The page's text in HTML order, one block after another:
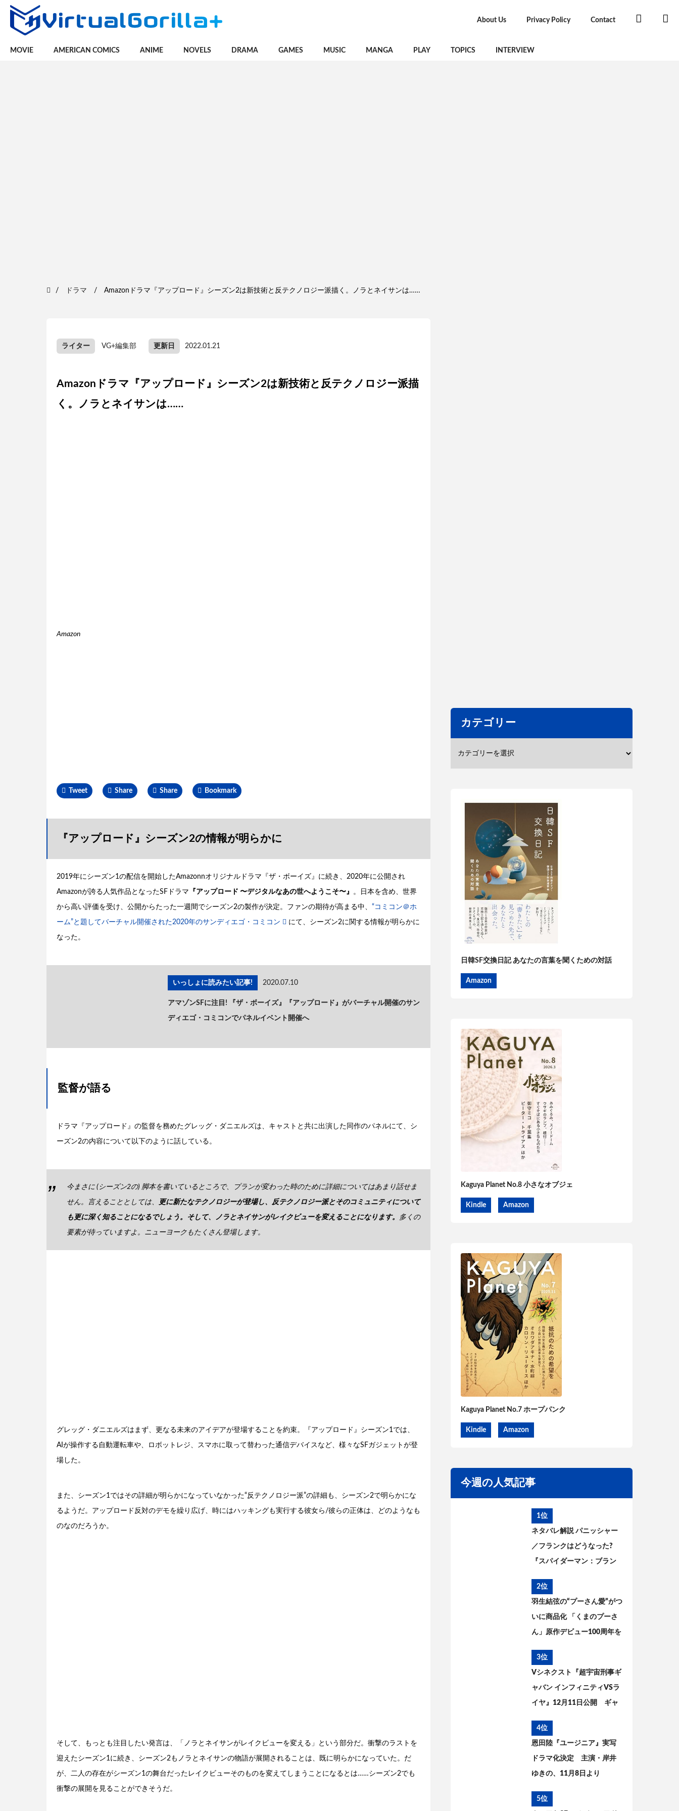
About Us Privacy Policy Contact
MOVIE AMERICAN COMICS ANIME NOVELS DRAMA GAMES MUSIC MANGA PLAY TOPICS INTERVIEW
ドラマ Amazonドラマ『アップロード』シーズン2は新技術と反テクノロジー派描く。ノラとネイサンは……
ライター VG+編集部 更新日 2022.01.21
Amazonドラマ『アップロード』シーズン2は新技術と反テクノロジー派描
く。ノラとネイサンは……
Amazon
Tweet Share Share Bookmark
『アップロード』シーズン2の情報が明らかに
2019年にシーズン1の配信を開始したAmazonnオリジナルドラマ『ザ・ボーイズ』に続き、2020年に公開され
Amazonが誇る人気作品となったSFドラマ 『アップロード 〜デジタルなあの世へようこそ〜』 。日本を含め、世界
から高い評価を受け、公開からたった一週間でシーズン2の製作が決定。ファンの期待が高まる中、 “コミコン＠ホ
ーム”と題してバーチャル開催された2020年のサンディエゴ・コミコン にて、シーズン2に関する情報が明らかに
なった。
いっしょに読みたい記事! 2020.07.10
アマゾンSFに注目! 『ザ・ボーイズ』『アップロード』がバーチャル開催のサン
ディエゴ・コミコンでパネルイベント開催へ
監督が語る
ドラマ『アップロード』の監督を務めたグレッグ・ダニエルズは、キャストと共に出演した同作のパネルにて、シ
ーズン2の内容について以下のように話している。
今まさに (シーズン2の) 脚本を書いているところで、プランが変わった時のために詳細についてはあまり話せま
せん。言えることとしては、 更に新たなテクノロジーが登場し、反テクノロジー派とそのコミュニティについて
も更に深く知ることになるでしょう。そして、ノラとネイサンがレイクビューを変えることになります。 多くの
要素が待っていますよ。ニューヨークもたくさん登場します。
グレッグ・ダニエルズはまず、更なる未来のアイデアが登場することを約束。『アップロード』シーズン1では、
AIが操作する自動運転車や、ロボットレジ、スマホに取って替わった通信デバイスなど、様々なSFガジェットが登
場した。
また、シーズン1ではその詳細が明らかになっていなかった“反テクノロジー派”の詳細も、シーズン2で明らかにな
るようだ。アップロード反対のデモを繰り広げ、時にはハッキングも実行する彼女ら/彼らの正体は、どのようなも
のなのだろうか。
そして、もっとも注目したい発言は、「ノラとネイサンがレイクビューを変える」という部分だ。衝撃のラストを
迎えたシーズン1に続き、シーズン2もノラとネイサンの物語が展開されることは、既に明らかになっていた。だ
が、二人の存在がシーズン1の舞台だったレイクビューそのものを変えてしまうことになるとは……シーズン2でも
衝撃の展開を見ることができそうだ。
カテゴリー
日韓SF交換日記 あなたの言葉を聞くための対話
Amazon
Kaguya Planet No.8 小さなオブジェ
Kindle Amazon
Kaguya Planet No.7 ホープパンク
Kindle Amazon
今週の人気記事
1位
ネタバレ解説 パニッシャー
／フランクはどうなった?
『スパイダーマン：ブラン
までを考察
2位
羽生結弦の“プーさん愛”がつ
いに商品化 「くまのプーさ
ん」原作デビュー100周年を
3位
Vシネクスト『超宇宙刑事ギ
ャバン インフィニティVSラ
イヤ』12月11日公開 ギャ
4位
恩田陸『ユージニア』実写
ドラマ化決定 主演・岸井
ゆきの、11月8日より
5位